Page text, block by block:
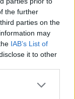
the further
parties on the
may
IAB’s List of
it to other
more Google
(μητρικό)
Οι